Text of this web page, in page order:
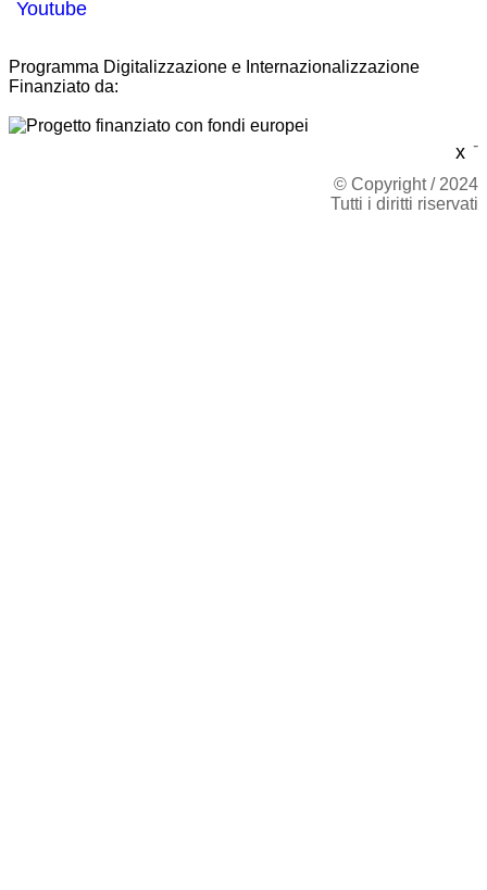
x
Youtube
Programma Digitalizzazione e Internazionalizzazione
Finanziato da:
-
© Copyright / 2024
Tutti i diritti riservati